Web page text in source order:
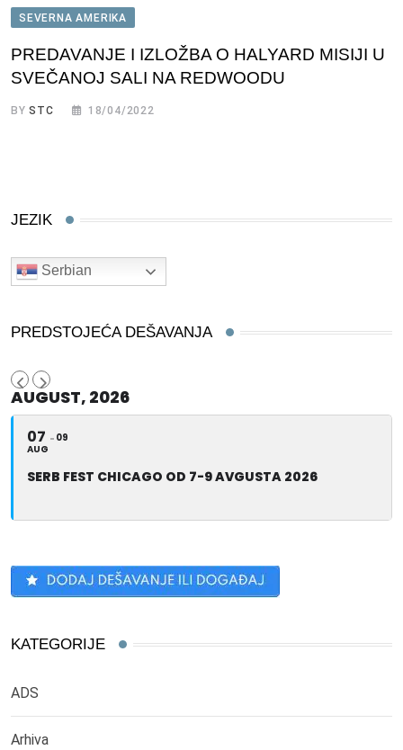
SEVERNA AMERIKA
PREDAVANJE I IZLOŽBA O HALYARD MISIJI U
SVEČANOJ SALI NA REDWOODU
BYSTC 18/04/2022
JEZIK
Serbian
PREDSTOJEĆA DEŠAVANJA
AUGUST, 2026
07
AUG
09
SERB FEST CHICAGO OD 7-9 AVGUSTA 2026
KATEGORIJE
ADS
Arhiva